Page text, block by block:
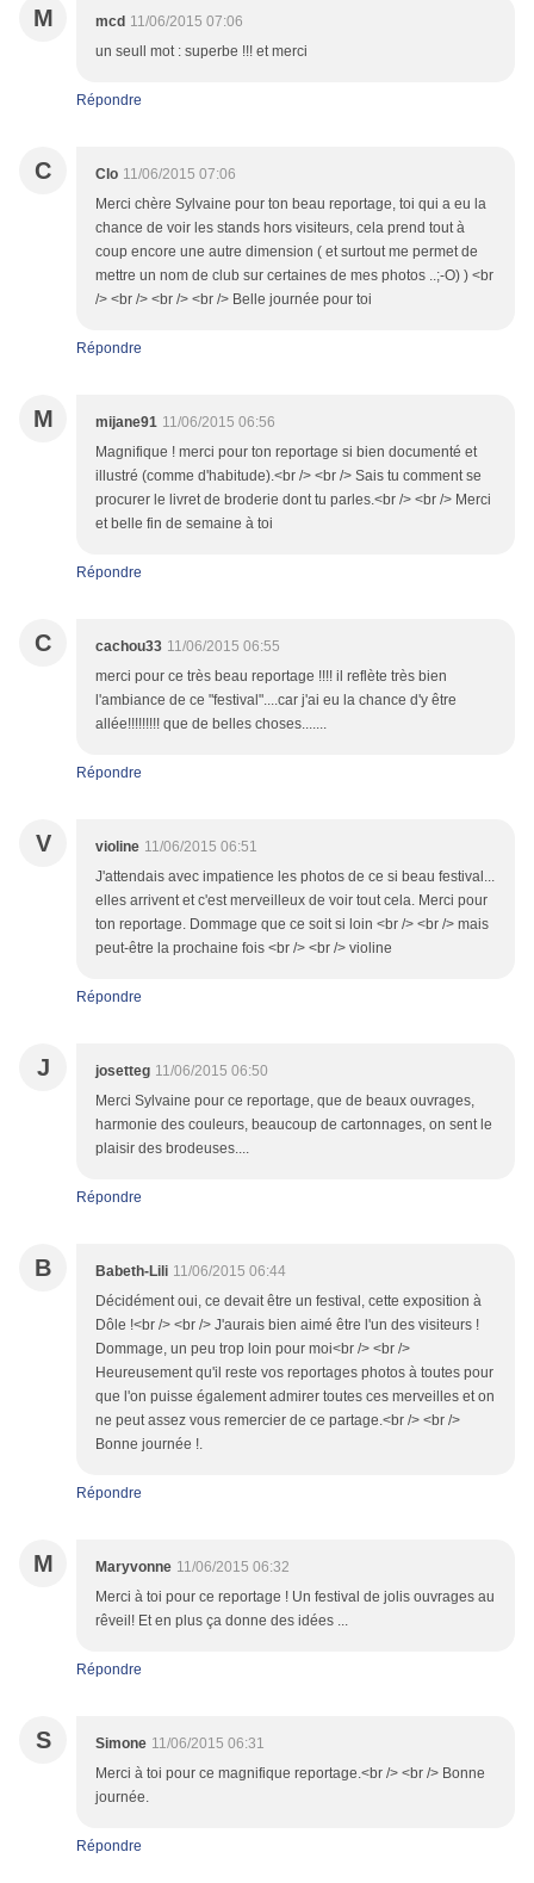
M mcd 11/06/2015 07:06
un seull mot : superbe !!! et merci
Répondre
C Clo 11/06/2015 07:06
Merci chère Sylvaine pour ton beau reportage, toi qui a eu la
chance de voir les stands hors visiteurs, cela prend tout à
coup encore une autre dimension ( et surtout me permet de
mettre un nom de club sur certaines de mes photos ..;-O) ) <br
/> <br /> <br /> <br /> Belle journée pour toi
Répondre
M mijane91 11/06/2015 06:56
Magnifique ! merci pour ton reportage si bien documenté et
illustré (comme d'habitude).<br /> <br /> Sais tu comment se
procurer le livret de broderie dont tu parles.<br /> <br /> Merci
et belle fin de semaine à toi
Répondre
C cachou33 11/06/2015 06:55
merci pour ce très beau reportage !!!! il reflète très bien
l'ambiance de ce "festival"....car j'ai eu la chance d'y être
allée!!!!!!!!! que de belles choses.......
Répondre
V violine 11/06/2015 06:51
J'attendais avec impatience les photos de ce si beau festival...
elles arrivent et c'est merveilleux de voir tout cela. Merci pour
ton reportage. Dommage que ce soit si loin <br /> <br /> mais
peut-être la prochaine fois <br /> <br /> violine
Répondre
J josetteg 11/06/2015 06:50
Merci Sylvaine pour ce reportage, que de beaux ouvrages,
harmonie des couleurs, beaucoup de cartonnages, on sent le
plaisir des brodeuses....
Répondre
B Babeth-Lili 11/06/2015 06:44
Décidément oui, ce devait être un festival, cette exposition à
Dôle !<br /> <br /> J'aurais bien aimé être l'un des visiteurs !
Dommage, un peu trop loin pour moi<br /> <br />
Heureusement qu'il reste vos reportages photos à toutes pour
que l'on puisse également admirer toutes ces merveilles et on
ne peut assez vous remercier de ce partage.<br /> <br />
Bonne journée !.
Répondre
M Maryvonne 11/06/2015 06:32
Merci à toi pour ce reportage ! Un festival de jolis ouvrages au
rêveil! Et en plus ça donne des idées ...
Répondre
S Simone 11/06/2015 06:31
Merci à toi pour ce magnifique reportage.<br /> <br /> Bonne
journée.
Répondre